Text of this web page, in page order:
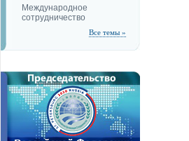
Международное
сотрудничество
Все темы »